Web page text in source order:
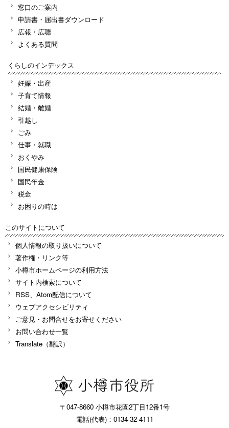
窓口のご案内
申請書・届出書ダウンロード
広報・広聴
よくある質問
くらしのインデックス
妊娠・出産
子育て情報
結婚・離婚
引越し
ごみ
仕事・就職
おくやみ
国民健康保険
国民年金
税金
お困りの時は
このサイトについて
個人情報の取り扱いについて
著作権・リンク等
小樽市ホームページの利用方法
サイト内検索について
RSS、Atom配信について
ウェブアクセシビリティ
ご意見・お問合せをお寄せください
お問い合わせ一覧
Translate（翻訳）
〒047-8660 小樽市花園2丁目12番1号
電話(代表)：0134-32-4111